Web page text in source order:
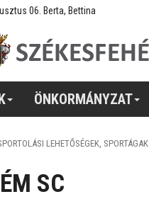
06. Berta, Bettina
ÖNKORMÁNYZAT
LEHETŐSÉGEK, SPORTÁGAK
SC